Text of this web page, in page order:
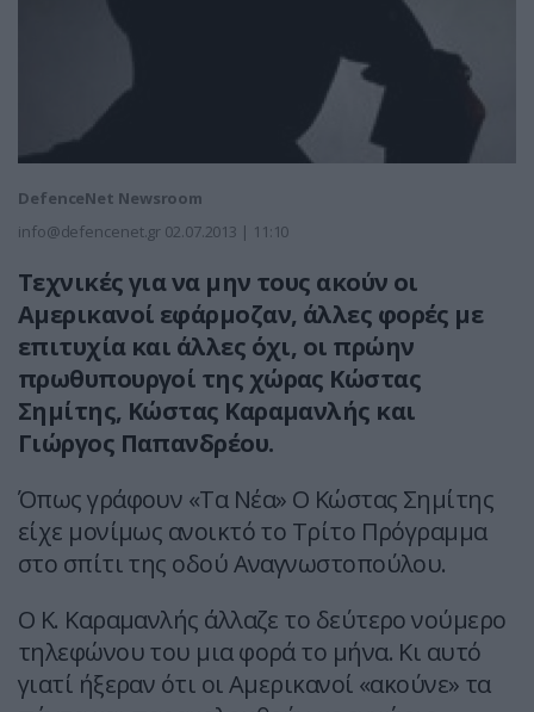
DefenceNet Newsroom
info@defencenet.gr 02.07.2013 | 11:10
Τεχνικές για να μην τους ακούν οι
Αμερικανοί εφάρμοζαν, άλλες φορές με
επιτυχία και άλλες όχι, οι πρώην
πρωθυπουργοί της χώρας Κώστας
Σημίτης, Κώστας Καραμανλής και
Γιώργος Παπανδρέου.
Όπως γράφουν «Τα Νέα» Ο Κώστας Σημίτης
είχε μονίμως ανοικτό το Τρίτο Πρόγραμμα
στο σπίτι της οδού Αναγνωστοπούλου.
Ο Κ. Καραμανλής άλλαζε το δεύτερο νούμερο
τηλεφώνου του μια φορά το μήνα. Κι αυτό
γιατί ήξεραν ότι οι Αμερικανοί «ακούνε» τα